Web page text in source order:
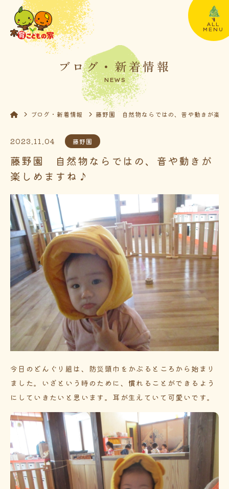
ALL
MENU
ブログ・新着情報
NEWS
ブログ・新着情報 藤野園 自然物ならではの、音や動きが楽
2023.11.04 藤野園
藤野園 自然物ならではの、音や動きが
楽しめますね♪
今日のどんぐり組は、防災頭巾をかぶるところから始まり
ました。いざという時のために、慣れることができるよう
にしていきたいと思います。耳が生えていて可愛いです。